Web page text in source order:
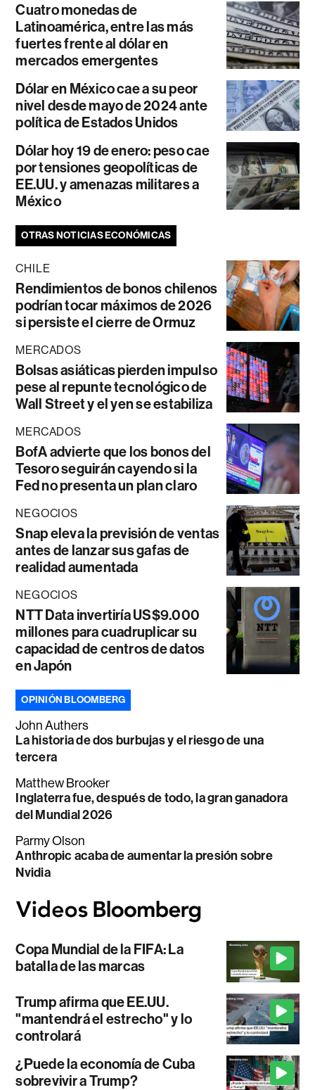
Cuatro monedas de
Latinoamérica, entre las más
fuertes frente al dólar en
mercados emergentes
Dólar en México cae a su peor
nivel desde mayo de 2024 ante
política de Estados Unidos
Dólar hoy 19 de enero: peso cae
por tensiones geopolíticas de
EE.UU. y amenazas militares a
México
OTRAS NOTICIAS ECONÓMICAS
CHILE
Rendimientos de bonos chilenos
podrían tocar máximos de 2026
si persiste el cierre de Ormuz
MERCADOS
Bolsas asiáticas pierden impulso
pese al repunte tecnológico de
Wall Street y el yen se estabiliza
MERCADOS
BofA advierte que los bonos del
Tesoro seguirán cayendo si la
Fed no presenta un plan claro
NEGOCIOS
Snap eleva la previsión de ventas
antes de lanzar sus gafas de
realidad aumentada
NEGOCIOS
NTT Data invertiría US$9.000
millones para cuadruplicar su
capacidad de centros de datos
en Japón
OPINIÓN BLOOMBERG
John Authers
La historia de dos burbujas y el riesgo de una
tercera
Matthew Brooker
Inglaterra fue, después de todo, la gran ganadora
del Mundial 2026
Parmy Olson
Anthropic acaba de aumentar la presión sobre
Nvidia
Copa Mundial de la FIFA: La
batalla de las marcas
Trump afirma que EE.UU.
"mantendrá el estrecho" y lo
controlará
¿Puede la economía de Cuba
sobrevivir a Trump?